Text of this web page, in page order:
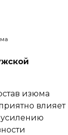
изюма
влияет
усилению